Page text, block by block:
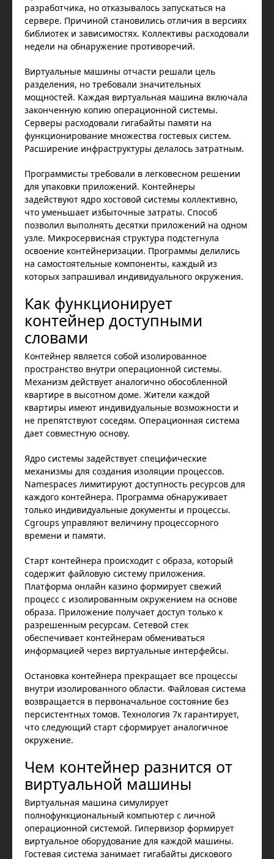
разработчика, но отказывалось запускаться на
сервере. Причиной становились отличия в версиях
библиотек и зависимостях. Коллективы расходовали
недели на обнаружение противоречий.
Виртуальные машины отчасти решали цель
разделения, но требовали значительных
мощностей. Каждая виртуальная машина включала
законченную копию операционной системы.
Серверы расходовали гигабайты памяти на
функционирование множества гостевых систем.
Расширение инфраструктуры делалось затратным.
Программисты требовали в легковесном решении
для упаковки приложений. Контейнеры
задействуют ядро хостовой системы коллективно,
что уменьшает избыточные затраты. Способ
позволил выполнять десятки приложений на одном
узле. Микросервисная структура подстегнула
освоение контейнеризации. Программы делились
на самостоятельные компоненты, каждый из
которых запрашивал индивидуального окружения.
Как функционирует
контейнер доступными
словами
Контейнер является собой изолированное
пространство внутри операционной системы.
Механизм действует аналогично обособленной
квартире в высотном доме. Жители каждой
квартиры имеют индивидуальные возможности и
не препятствуют соседям. Операционная система
дает совместную основу.
Ядро системы задействует специфические
механизмы для создания изоляции процессов.
Namespaces лимитируют доступность ресурсов для
каждого контейнера. Программа обнаруживает
только индивидуальные документы и процессы.
Cgroups управляют величину процессорного
времени и памяти.
Старт контейнера происходит с образа, который
содержит файловую систему приложения.
Платформа онлайн казино формирует свежий
процесс с изолированным окружением на основе
образа. Приложение получает доступ только к
разрешенным ресурсам. Сетевой стек
обеспечивает контейнерам обмениваться
информацией через виртуальные интерфейсы.
Остановка контейнера прекращает все процессы
внутри изолированного области. Файловая система
возвращается в первоначальное состояние без
персистентных томов. Технология 7к гарантирует,
что следующий старт сформирует аналогичное
окружение.
Чем контейнер разнится от
виртуальной машины
Виртуальная машина симулирует
полнофункциональный компьютер с личной
операционной системой. Гипервизор формирует
виртуальное оборудование для каждой машины.
Гостевая система занимает гигабайты дискового